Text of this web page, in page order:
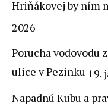
Hriňákovej by ním
2026
Porucha vodovodu
ulice v Pezinku 19.
Napadnú Kubu a